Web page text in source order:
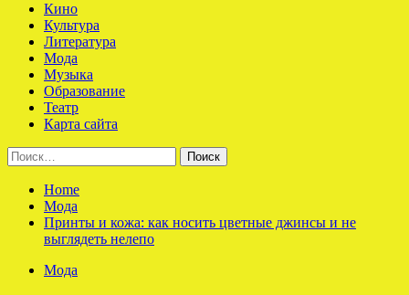
Кино
Культура
Литература
Мода
Музыка
Образование
Театр
Карта сайта
Найти:
Home
Мода
Принты и кожа: как носить цветные джинсы и не
выглядеть нелепо
Мода